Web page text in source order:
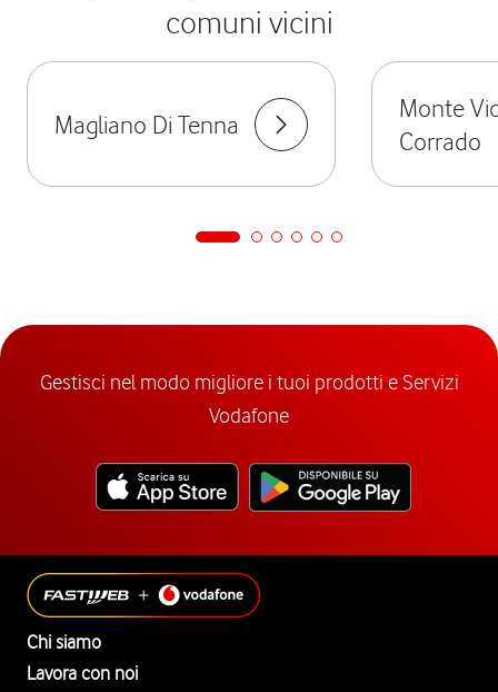
comuni vicini
Magliano Di Tenna
Monte
Corrado
Gestisci nel modo migliore i tuoi prodotti e Servizi
Vodafone
Chi siamo
Lavora con noi